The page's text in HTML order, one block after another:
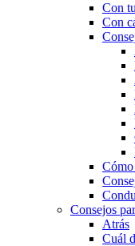
Con
Con
Consejos
Atrás
Cuál